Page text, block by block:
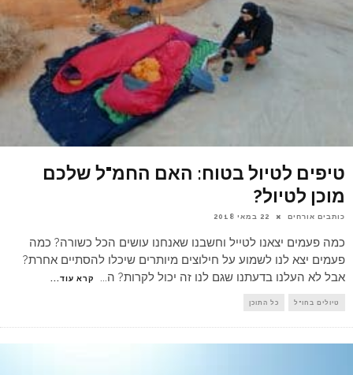
טיפים לטיול בטוח: האם החמ"ל שלכם
מוכן לטיול?
כותבים אורחים 22 במאי 2018
כמה פעמים יצאנו לטייל וחשבנו שאנחנו עושים הכל כשורה? כמה
פעמים יצא לנו לשמוע על חילוצים מיותרים שיכלו להסתיים אחרת?
אבל לא העלנו בדעתנו שגם לנו זה יכול לקרות? ה... קרא עוד...
טיולים בחו"ל כל התוכן